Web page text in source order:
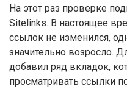
На этот раз проверке
Sitelinks. В настоящее
ссылок не изменился,
значительно возросло.
добавил ряд вкладок,
просматривать ссылки